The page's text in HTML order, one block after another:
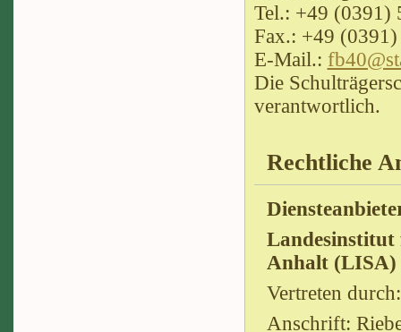
Tel.: +49 (0391)
Fax.: +49
E-Mail.:
Die
verantwortlich.
Rechtliche
Landesinstitut
Anhalt (LISA)
Vertreten
Anschrift: